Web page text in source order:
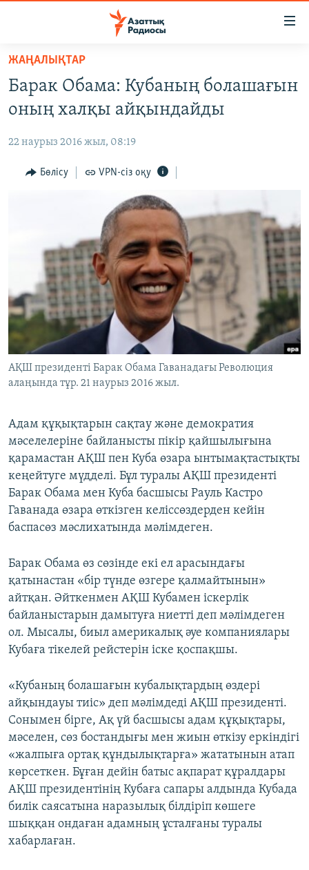
Skip
main
content
to
Navigation
ЖАҢАЛЫҚТАР
САЯСАТ
ҚАҢТАР ОҚИҒАСЫ
АДАМ ҚҰҚЫҚТАРЫ
АРНАЙЫ ЖОБАЛАР
Русский
ЖАЗЫЛЫҢЫЗ
Басқа тілдерде
ЖАҢАЛЫҚТАР
Барак Обама: Кубаның болашағын
оның халқы айқындайды
22 наурыз 2016 жыл, 08:19
Бөлісу VPN-сіз оқу
АҚШ президенті Барак Обама Гаванадағы Революция
алаңында тұр. 21 наурыз 2016 жыл.
Адам құқықтарын сақтау және демократия
мәселелеріне байланысты пікір қайшылығына
қарамастан АҚШ пен Куба өзара ынтымақтастықты
кеңейтуге мүдделі. Бұл туралы АҚШ президенті
Барак Обама мен Куба басшысы Рауль Кастро
Гаванада өзара өткізген келіссөздерден кейін
баспасөз мәслихатында мәлімдеген.
Барак Обама өз сөзінде екі ел арасындағы
қатынастан «бір түнде өзгере қалмайтынын»
айтқан. Әйткенмен АҚШ Кубамен іскерлік
байланыстарын дамытуға ниетті деп мәлімдеген
ол. Мысалы, биыл америкалық әуе компаниялары
Кубаға тікелей рейстерін іске қоспақшы.
«Кубаның болашағын кубалықтардың өздері
айқындауы тиіс» деп мәлімдеді АҚШ президенті.
Сонымен бірге, Ақ үй басшысы адам құқықтары,
мәселен, сөз бостандығы мен жиын өткізу еркіндігі
«жалпыға ортақ құндылықтарға» жататынын атап
көрсеткен. Бұған дейін батыс ақпарат құралдары
АҚШ президентінің Кубаға сапары алдында Кубада
билік саясатына наразылық білдіріп көшеге
шыққан ондаған адамның ұсталғаны туралы
хабарлаған.